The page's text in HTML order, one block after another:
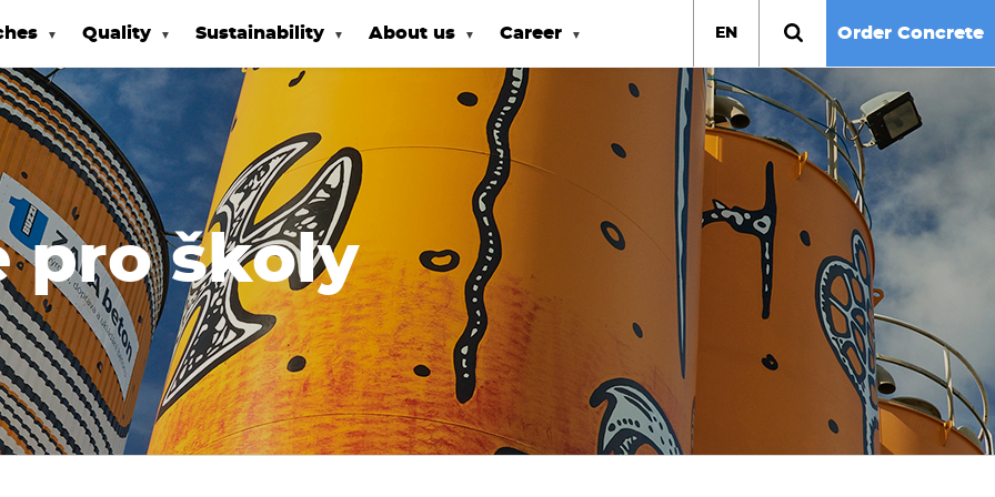
Quality Sustainability About us Career EN Order Concrete
pro školy